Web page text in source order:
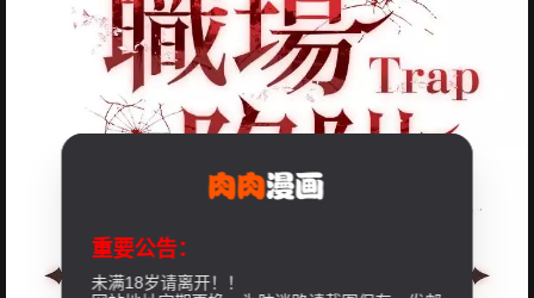
重要公告：
未满18岁请离开！！